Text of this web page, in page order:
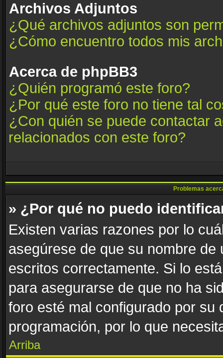
Archivos Adjuntos
¿Qué archivos adjuntos son
¿Cómo encuentro todos mis
Acerca de phpBB3
¿Quién programó este foro?
¿Por qué este foro no tiene tal
¿Con quién se puede contactar
relacionados con este foro?
Problemas
» ¿Por qué no puedo
Existen varias razones por lo
asegúrese de que su nombre
escritos correctamente. Si lo
para asegurarse de que no ha
foro esté mal configurado por su
programación, por lo que
Arriba